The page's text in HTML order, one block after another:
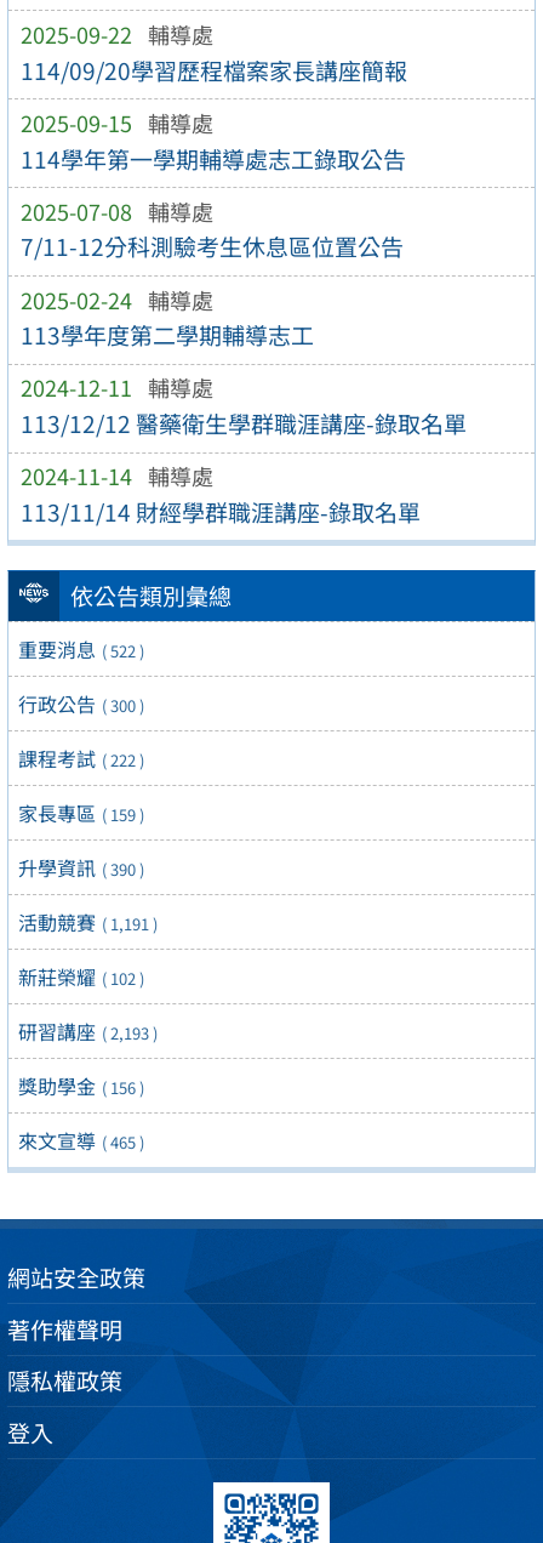
2025-09-22 輔導處
114/09/20學習歷程檔案家長講座簡報
2025-09-15 輔導處
114學年第一學期輔導處志工錄取公告
2025-07-08 輔導處
7/11-12分科測驗考生休息區位置公告
2025-02-24 輔導處
113學年度第二學期輔導志工
2024-12-11 輔導處
113/12/12 醫藥衛生學群職涯講座-錄取名單
2024-11-14 輔導處
113/11/14 財經學群職涯講座-錄取名單
依公告類別彙總
重要消息 ( 522 )
行政公告 ( 300 )
課程考試 ( 222 )
家長專區 ( 159 )
升學資訊 ( 390 )
活動競賽 ( 1,191 )
新莊榮耀 ( 102 )
研習講座 ( 2,193 )
獎助學金 ( 156 )
來文宣導 ( 465 )
網站安全政策
著作權聲明
隱私權政策
登入